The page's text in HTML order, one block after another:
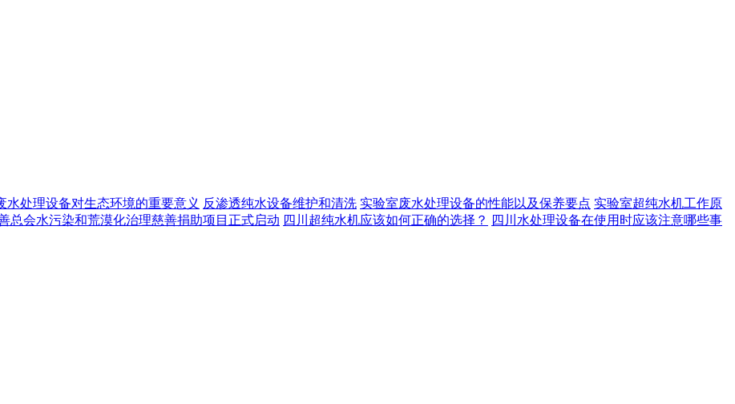
水处理设备对生态环境的重要意义 反渗透纯水设备维护和清洗 实验室废水处理设备的性能以及保养要点 实验室超纯水机工作原
总会水污染和荒漠化治理慈善捐助项目正式启动 四川超纯水机应该如何正确的选择？
四川水处理设备在使用时应该注意哪些事